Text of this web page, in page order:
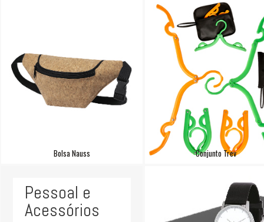
Bolsa Nauss Conjunto Trev
Pessoal e
Acessórios